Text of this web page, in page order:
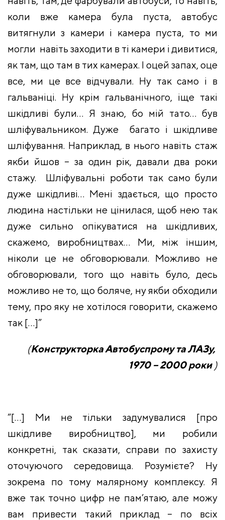
коли вже камера була пуста, автобус
витягнули з камери і камера пуста, то ми
могли навіть заходити в ті камери і дивитися,
як там, що там в тих камерах. І оцей запах, оце
все, ми це все відчували. Ну так само і в
гальваніці. Ну крім гальванічного, іще такі
шкідливі були… Я знаю, бо мій тато… був
шліфувальником. Дуже багато і шкідливе
шліфування. Наприклад, в нього навіть стаж
якби йшов – за один рік, давали два роки
стажу. Шліфувальні роботи так само були
дуже шкідливі… Мені здається, що просто
людина настільки не цінилася, щоб нею так
дуже сильно опікуватися на шкідливих,
скажемо, виробництвах… Ми, між іншим,
ніколи це не обговорювали. Можливо не
обговорювали, того що навіть було, десь
можливо не то, що боляче, ну якби обходили
тему, про яку не хотілося говорити, скажемо
так […]”
(Конструкторка Автобуспрому та ЛАЗу,
1970 – 2000 роки )
“[…] Ми не тільки задумувалися [про
шкідливе виробництво], ми робили
конкретні, так сказати, справи по захисту
оточуючого середовища. Розумієте? Ну
зокрема по тому малярному комплексу. Я
вже так точно цифр не пам’ятаю, але можу
вам привести такий приклад – по всіх